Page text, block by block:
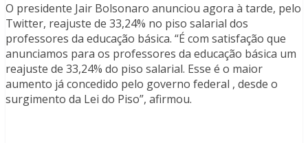
O presidente Jair Bolsonaro anunciou agora à tarde, pelo
Twitter, reajuste de 33,24% no piso salarial dos
professores da educação básica. “É com satisfação que
anunciamos para os professores da educação básica um
reajuste de 33,24% do piso salarial. Esse é o maior
aumento já concedido pelo governo federal , desde o
surgimento da Lei do Piso”, afirmou.